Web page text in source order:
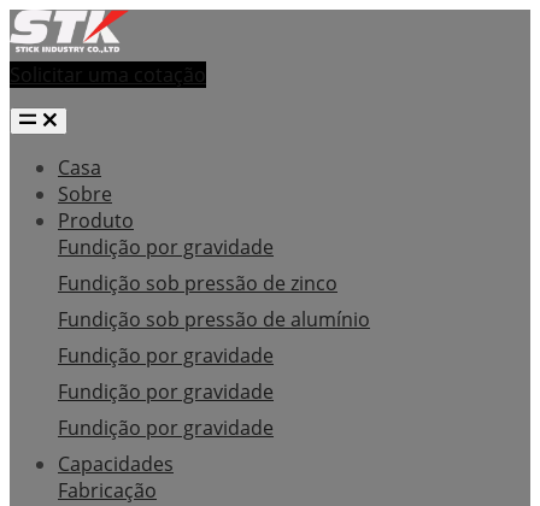
Solicitar uma cotação
Casa
Sobre
Produto
Fundição por gravidade
Fundição sob pressão de zinco
Fundição sob pressão de alumínio
Fundição por gravidade
Fundição por gravidade
Fundição por gravidade
Capacidades
Fabricação